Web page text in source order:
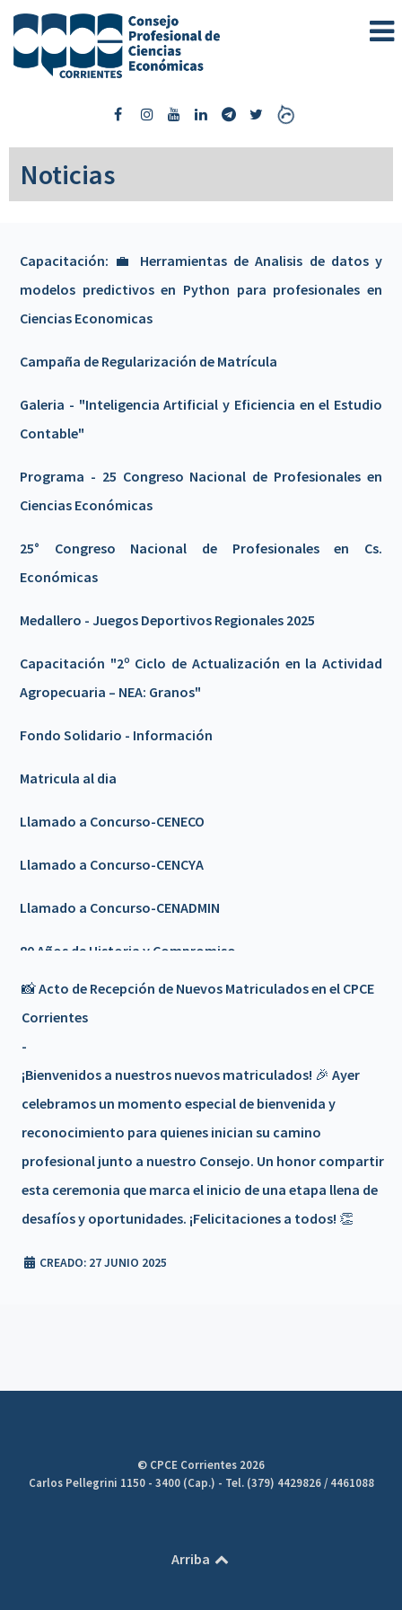
Noticias
Capacitación: 💼 Herramientas de Analisis de datos y
modelos predictivos en Python para profesionales en
Ciencias Economicas
Campaña de Regularización de Matrícula
Galeria - "Inteligencia Artificial y Eficiencia en el Estudio
Contable"
Programa - 25 Congreso Nacional de Profesionales en
Ciencias Económicas
25° Congreso Nacional de Profesionales en Cs.
Económicas
Medallero - Juegos Deportivos Regionales 2025
Capacitación "2º Ciclo de Actualización en la Actividad
Agropecuaria – NEA: Granos"
Fondo Solidario - Información
Matricula al dia
Llamado a Concurso-CENECO
Llamado a Concurso-CENCYA
Llamado a Concurso-CENADMIN
80 Años de Historia y Compromiso
Llamado a Concurso-CENCYA
🎉𝟴𝟬 𝗔Ñ𝗢𝗦 𝗗𝗘 𝗛𝗜𝗦𝗧𝗢𝗥𝗜𝗔 𝗬 𝗖𝗢𝗠𝗣𝗥𝗢𝗠𝗜𝗦𝗢 🎉 -
Invitación
📢 𝗖𝗶𝗰𝗹𝗼 𝗱𝗲 𝗘𝗻𝗰𝘂𝗲𝗻𝘁𝗿𝗼𝘀 𝗰𝗼𝗻 𝗦𝗲𝗰𝗿𝗲𝘁𝗮𝗿𝗶𝗼𝘀
𝗧é𝗰𝗻𝗶𝗰𝗼𝘀
Beneficio de Matrícula en trámite
💬 Más convenios, más beneficios 🌟 - UPA ROPA
💬 Más convenios, más beneficios 🌟 THE ROOM -
📸Acto de Recepción de Nuevos Matriculados en el CPCE
Corrientes
-
¡Bienvenidos a nuestros nuevos matriculados! 🎉 Ayer
celebramos un momento especial de bienvenida y
reconocimiento para quienes inician su camino
profesional junto a nuestro Consejo. Un honor compartir
esta ceremonia que marca el inicio de una etapa llena de
desafíos y oportunidades. ¡Felicitaciones a todos! 👏
CREADO: 27 JUNIO 2025
© CPCE Corrientes 2026
Carlos Pellegrini 1150 - 3400 (Cap.) - Tel. (379) 4429826 / 4461088
Arriba